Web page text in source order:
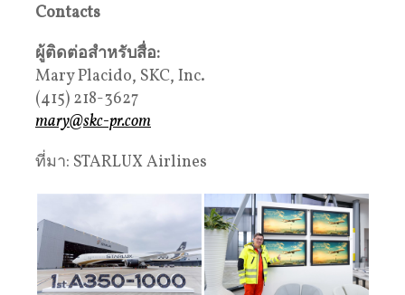
Contacts
ผู้ติดต่อสำหรับสื่อ:
Mary Placido, SKC, Inc.
(415) 218-3627
mary@skc-pr.com
ที่มา: STARLUX Airlines